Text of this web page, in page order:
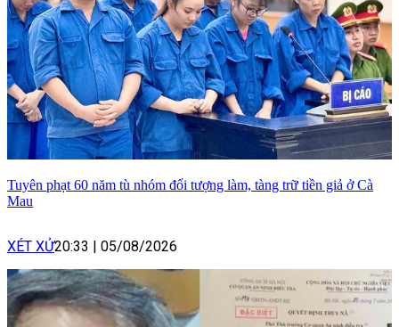
Tuyên phạt 60 năm tù nhóm đối tượng làm, tàng trữ tiền giả ở Cà
Mau
XÉT XỬ20:33 | 05/08/2026